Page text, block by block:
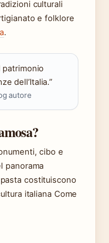
culturali
e folklore
.
patrimonio
dell’Italia.”
autore
cibo e
panorama
costituiscono
italiana Come